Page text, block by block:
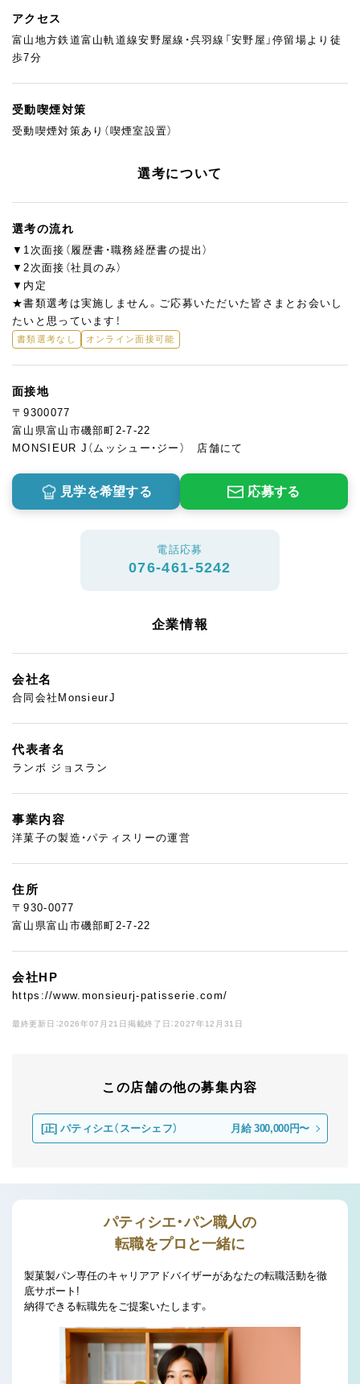
トもさせていただきますので、何でも相談してくださいね。
また、応募の前に店舗の見学にもお越しいただけます。
ぜひお店の雰囲気を感じにいらしてください！
アクセス
富山地方鉄道富山軌道線安野屋線・呉羽線「安野屋」停留場より徒
歩7分
受動喫煙対策
受動喫煙対策あり（喫煙室設置）
選考について
選考の流れ
▼1次面接（履歴書・職務経歴書の提出）
▼2次面接（社員のみ）
▼内定
★書類選考は実施しません。ご応募いただいた皆さまとお会いし
たいと思っています！
書類選考なし オンライン面接可能
面接地
〒9300077
富山県富山市磯部町2-7-22
MONSIEUR J（ムッシュー・ジー） 店舗にて
見学を希望する 応募する
電話応募
076-461-5242
企業情報
会社名
合同会社MonsieurJ
代表者名
ランボ ジョスラン
事業内容
洋菓子の製造・パティスリーの運営
住所
〒930-0077
富山県富山市磯部町2-7-22
会社HP
https://www.monsieurj-patisserie.com/
最終更新日：2026年07月21日 掲載終了日：2027年12月31日
この店舗の他の募集内容
[正] パティシエ（スーシェフ） 月給 300,000円〜
パティシエ・パン職人の
転職をプロと一緒に
製菓製パン専任のキャリアアドバイザーがあなたの転職活動を徹
底サポート!
納得できる転職先をご提案いたします。